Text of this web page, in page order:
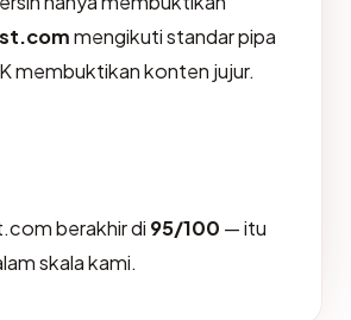
mengikuti standar pipa
membuktikan konten jujur.
berakhir di 95/100 — itu
skala kami.